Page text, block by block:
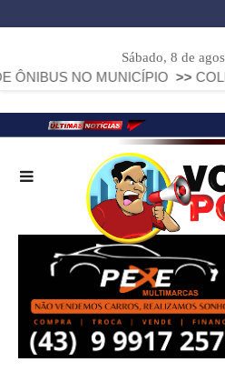
Sábado, 8 de
NO MUNICÍPIO >> COLISÃO